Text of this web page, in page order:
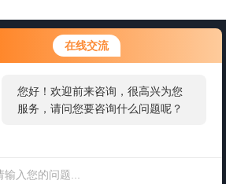
在线交流
您好！欢迎前来咨询，很高兴为您
服务，请问您要咨询什么问题呢？